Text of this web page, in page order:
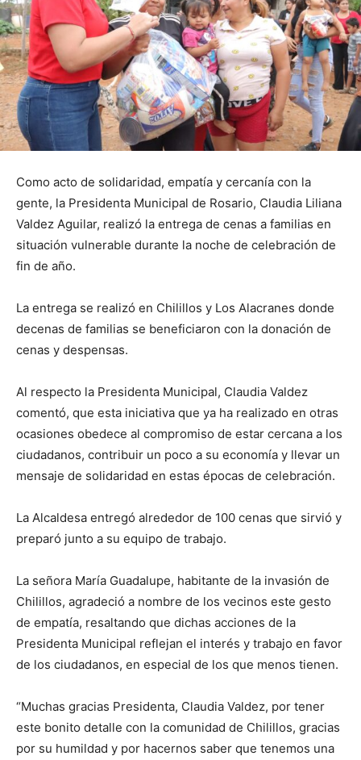
Como acto de solidaridad, empatía y cercanía con la
gente, la Presidenta Municipal de Rosario, Claudia Liliana
Valdez Aguilar, realizó la entrega de cenas a familias en
situación vulnerable durante la noche de celebración de
fin de año.
La entrega se realizó en Chilillos y Los Alacranes donde
decenas de familias se beneficiaron con la donación de
cenas y despensas.
Al respecto la Presidenta Municipal, Claudia Valdez
comentó, que esta iniciativa que ya ha realizado en otras
ocasiones obedece al compromiso de estar cercana a los
ciudadanos, contribuir un poco a su economía y llevar un
mensaje de solidaridad en estas épocas de celebración.
La Alcaldesa entregó alrededor de 100 cenas que sirvió y
preparó junto a su equipo de trabajo.
La señora María Guadalupe, habitante de la invasión de
Chilillos, agradeció a nombre de los vecinos este gesto
de empatía, resaltando que dichas acciones de la
Presidenta Municipal reflejan el interés y trabajo en favor
de los ciudadanos, en especial de los que menos tienen.
“Muchas gracias Presidenta, Claudia Valdez, por tener
este bonito detalle con la comunidad de Chilillos, gracias
por su humildad y por hacernos saber que tenemos una